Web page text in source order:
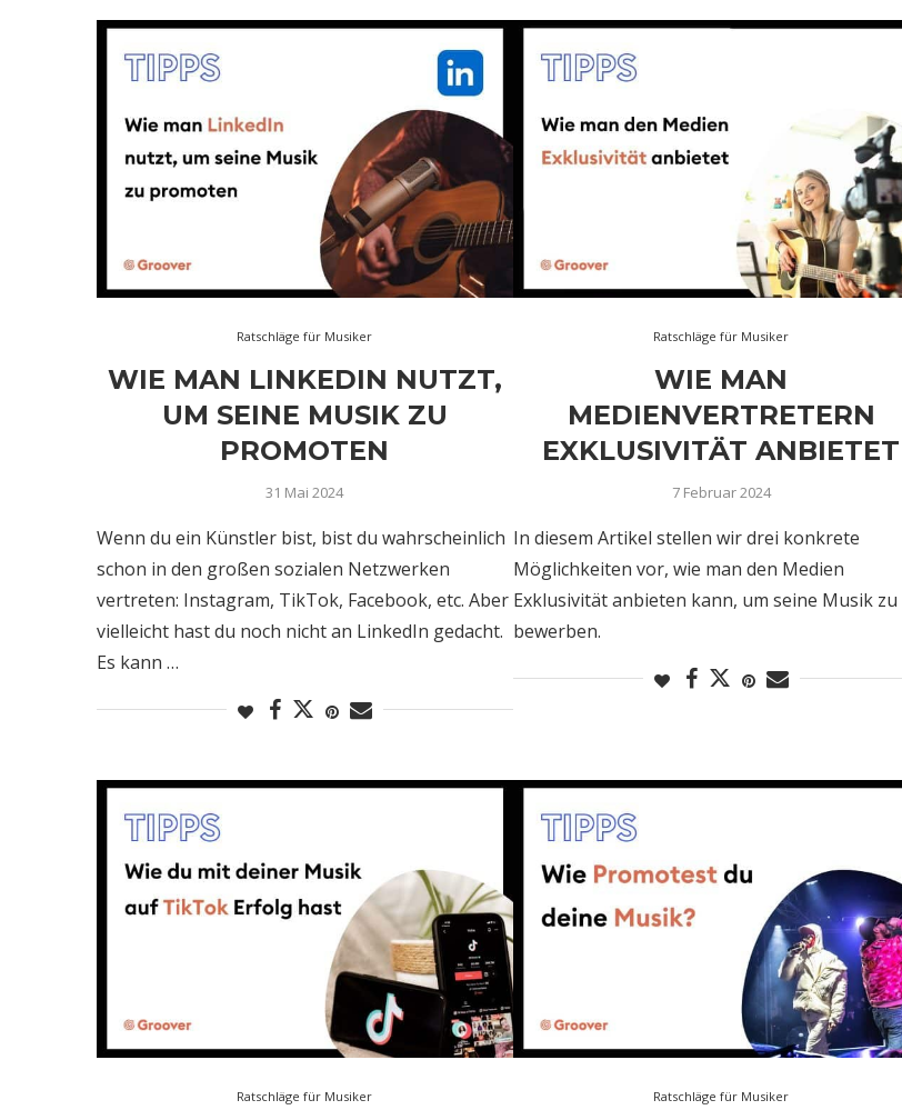
Ratschläge für Musiker
WIE MAN LINKEDIN NUTZT,
UM SEINE MUSIK ZU
PROMOTEN
31 Mai 2024
Wenn du ein Künstler bist, bist du wahrscheinlich
schon in den großen sozialen Netzwerken
vertreten: Instagram, TikTok, Facebook, etc. Aber
vielleicht hast du noch nicht an LinkedIn gedacht.
Es kann …
Ratschläge für Musiker
WIE MAN
MEDIENVERTRETERN
EXKLUSIVITÄT ANBIETET
7 Februar 2024
In diesem Artikel stellen wir drei konkrete
Möglichkeiten vor, wie man den Medien
Exklusivität anbieten kann, um seine Musik zu
bewerben.
Ratschläge für Musiker Ratschläge für Musiker